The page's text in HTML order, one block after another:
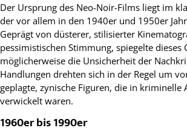
Der Ursprung des Neo-Noir-Films liegt im
der vor allem in den 1940er und 1950er
Geprägt von düsterer, stilisierter
pessimistischen Stimmung, spiegelte dieses
möglicherweise die Unsicherheit der
Handlungen drehten sich in der Regel um
geplagte, zynische Figuren, die in kriminelle
verwickelt waren.
1960er bis 1990er